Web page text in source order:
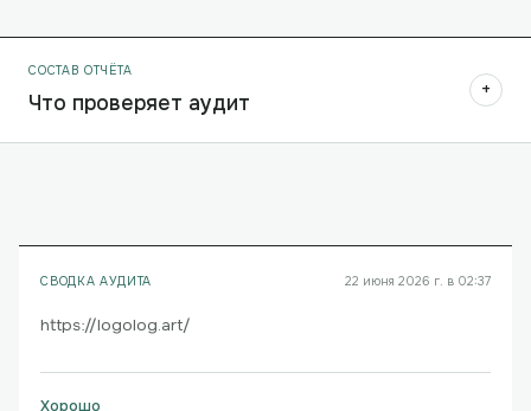
СОСТАВ ОТЧЁТА
Что проверяет аудит +
СВОДКА АУДИТА 22 июня 2026 г. в 02:37
https://logolog.art/
Хорошо